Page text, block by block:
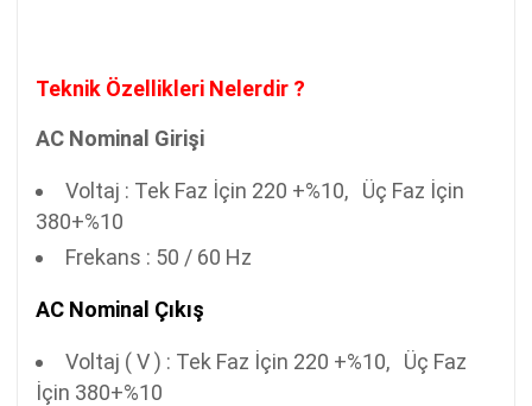
Teknik Özellikleri Nelerdir ?
AC Nominal Girişi
Voltaj : Tek Faz İçin 220 +%10, Üç Faz İçin
380+%10
Frekans : 50 / 60 Hz
AC Nominal Çıkış
Voltaj ( V ) : Tek Faz İçin 220 +%10, Üç Faz
İçin 380+%10